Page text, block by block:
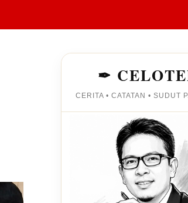
✒
CERITA • CATATAN • SUDUT